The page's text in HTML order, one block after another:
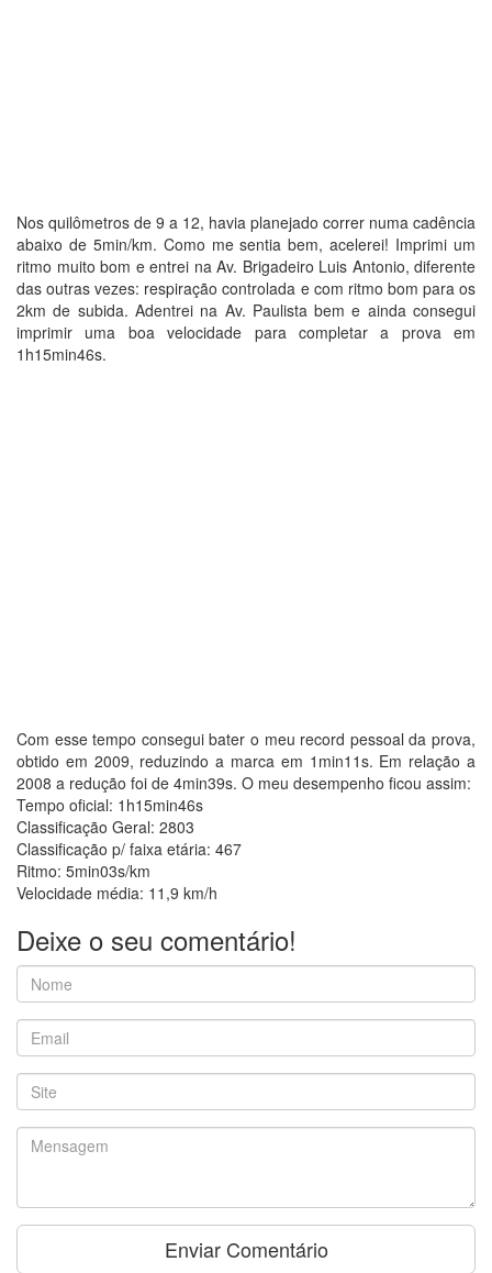
Nos quilômetros de 9 a 12, havia planejado correr numa cadência
abaixo de 5min/km. Como me sentia bem, acelerei! Imprimi um
ritmo muito bom e entrei na Av. Brigadeiro Luis Antonio, diferente
das outras vezes: respiração controlada e com ritmo bom para os
2km de subida. Adentrei na Av. Paulista bem e ainda consegui
imprimir uma boa velocidade para completar a prova em
1h15min46s.
Com esse tempo consegui bater o meu record pessoal da prova,
obtido em 2009, reduzindo a marca em 1min11s. Em relação a
2008 a redução foi de 4min39s. O meu desempenho ficou assim:
Tempo oficial: 1h15min46s
Classificação Geral: 2803
Classificação p/ faixa etária: 467
Ritmo: 5min03s/km
Velocidade média: 11,9 km/h
Deixe o seu comentário!